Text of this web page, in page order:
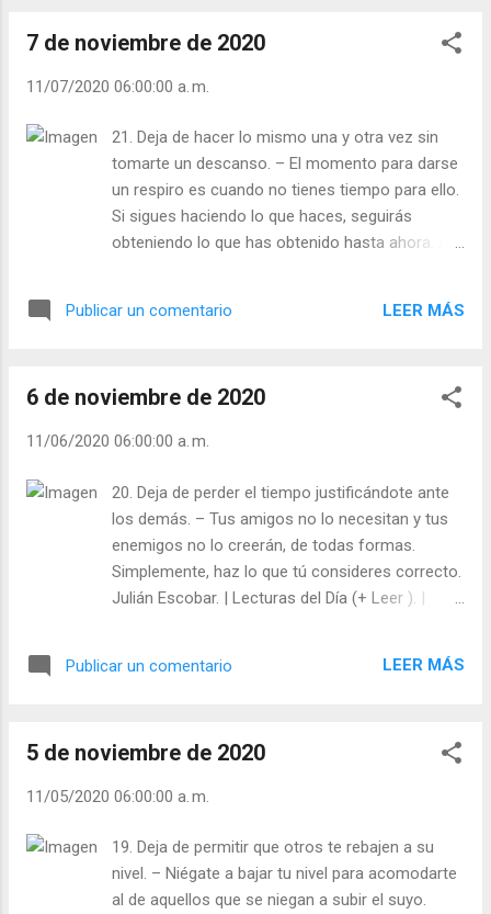
día (+ Leer ) | Laudes (+ Leer ) | Vísperas (+
7 de noviembre de 2020
11/07/2020 06:00:00 a. m.
21. Deja de hacer lo mismo una y otra vez sin
tomarte un descanso. – El momento para darse
un respiro es cuando no tienes tiempo para ello.
Si sigues haciendo lo que haces, seguirás
obteniendo lo que has obtenido hasta ahora. A
del Día (+ Leer ). | Evangelio y Meditación (+ Leer
Publicar un comentario LEER MÁS
6 de noviembre de 2020
11/06/2020 06:00:00 a. m.
20. Deja de perder el tiempo justificándote ante
los demás. – Tus amigos no lo necesitan y tus
enemigos no lo creerán, de todas formas.
Simplemente, haz lo que tú consideres correcto.
Julián Escobar. | Lecturas del Día (+ Leer ). |
Publicar un comentario LEER MÁS
5 de noviembre de 2020
11/05/2020 06:00:00 a. m.
19. Deja de permitir que otros te rebajen a su
nivel. – Niégate a bajar tu nivel para acomodarte
al de aquellos que se niegan a subir el suyo.